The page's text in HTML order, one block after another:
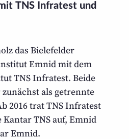
TNS Infratest und
das Bielefelder
Emnid mit dem
TNS Infratest. Beide
als getrennte
2016 trat TNS Infratest
TNS auf, Emnid
Emnid.